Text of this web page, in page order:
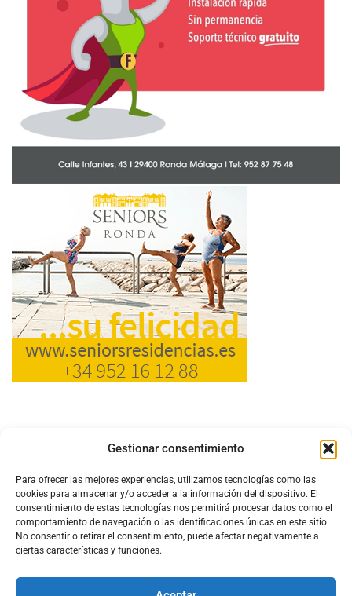
Gestionar consentimiento
Para ofrecer las mejores experiencias, utilizamos tecnologías como las
cookies para almacenar y/o acceder a la información del dispositivo. El
consentimiento de estas tecnologías nos permitirá procesar datos como el
comportamiento de navegación o las identificaciones únicas en este sitio.
No consentir o retirar el consentimiento, puede afectar negativamente a
ciertas características y funciones.